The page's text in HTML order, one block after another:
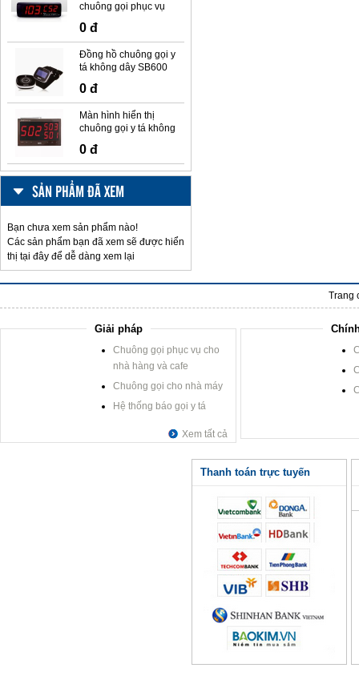
chuông gọi phục vụ
3
0 đ
Đồng hồ chuông gọi y
tá không dây SB600
0 đ
Màn hình hiển thị
chuông gọi y tá không
0 đ
SẢN PHẨM ĐÃ XEM
Bạn chưa xem sản phẩm nào!
Các sản phẩm bạn đã xem sẽ được hiển
thị tại đây để dễ dàng xem lại
Trang
Giải pháp
Chuông gọi phục vụ cho
nhà hàng và cafe
Chuông gọi cho nhà máy
Hệ thống báo gọi y tá
Xem tất cả
Thanh toán trực tuyến